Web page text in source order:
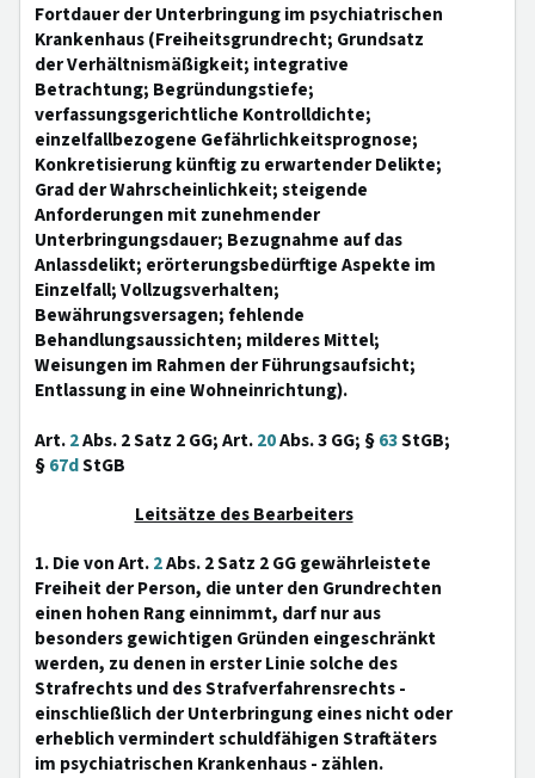
Fortdauer der Unterbringung im psychiatrischen
Krankenhaus (Freiheitsgrundrecht; Grundsatz
der Verhältnismäßigkeit; integrative
Betrachtung; Begründungstiefe;
verfassungsgerichtliche Kontrolldichte;
einzelfallbezogene Gefährlichkeitsprognose;
Konkretisierung künftig zu erwartender Delikte;
Grad der Wahrscheinlichkeit; steigende
Anforderungen mit zunehmender
Unterbringungsdauer; Bezugnahme auf das
Anlassdelikt; erörterungsbedürftige Aspekte im
Einzelfall; Vollzugsverhalten;
Bewährungsversagen; fehlende
Behandlungsaussichten; milderes Mittel;
Weisungen im Rahmen der Führungsaufsicht;
Entlassung in eine Wohneinrichtung).
Art.2Abs. 2 Satz 2 GG; Art.20Abs. 3 GG; §63StGB;
§67dStGB
Leitsätze des Bearbeiters
1. Die von Art.2Abs. 2 Satz 2 GG gewährleistete
Freiheit der Person, die unter den Grundrechten
einen hohen Rang einnimmt, darf nur aus
besonders gewichtigen Gründen eingeschränkt
werden, zu denen in erster Linie solche des
Strafrechts und des Strafverfahrensrechts -
einschließlich der Unterbringung eines nicht oder
erheblich vermindert schuldfähigen Straftäters
im psychiatrischen Krankenhaus - zählen.